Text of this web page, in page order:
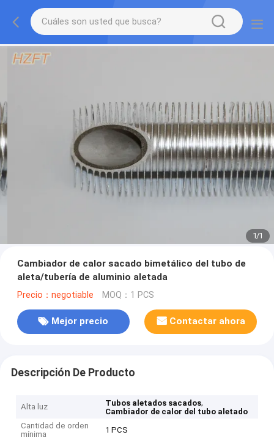
1/1
Cambiador de calor sacado bimetálico del tubo de
aleta/tubería de aluminio aletada
Precio：negotiable MOQ：1 PCS
Mejor precio Contactar ahora
Descripción De Producto
Alta luz Tubos aletados sacados,
Cambiador de calor del tubo aletado
Cantidad de orden
mínima
1 PCS